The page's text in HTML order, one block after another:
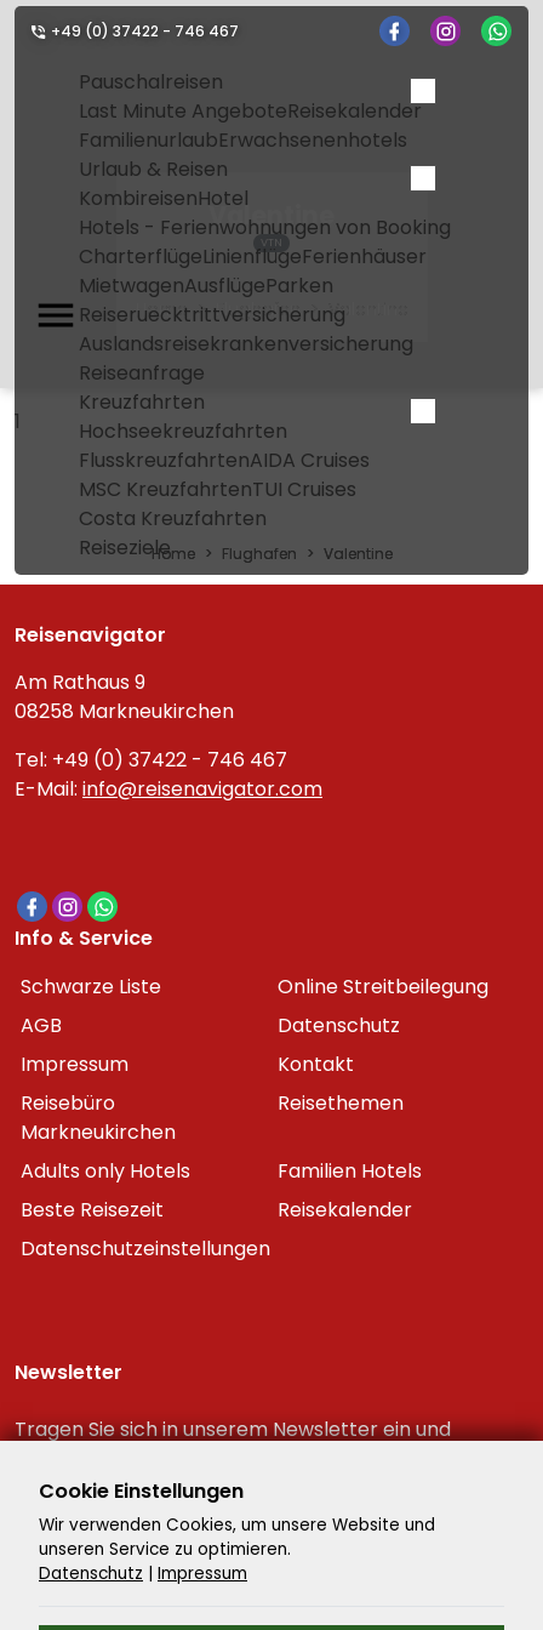
+49 (0) 37422 - 746 467
Pauschalreisen
Last Minute AngeboteReisekalender
FamilienurlaubErwachsenenhotels
Urlaub & Reisen
KombireisenHotel
Hotels - Ferienwohnungen von Booking
CharterflügeLinienflügeFerienhäuser
MietwagenAusflügeParken
Reiseruecktrittversicherung
Auslandsreisekrankenversicherung
Reiseanfrage
Kreuzfahrten
Hochseekreuzfahrten
FlusskreuzfahrtenAIDA Cruises
MSC KreuzfahrtenTUI Cruises
Costa Kreuzfahrten
Reiseziele
Valentine
VTN
Home Flughafen Valentine
1
Home Flughafen Valentine
Reisenavigator
Am Rathaus 9
08258 Markneukirchen
Tel: +49 (0) 37422 - 746 467
E-Mail: info@reisenavigator.com
Info & Service
Schwarze Liste
Online Streitbeilegung
AGB
Datenschutz
Impressum
Kontakt
Reisebüro
Markneukirchen
Reisethemen
Adults only Hotels
Familien Hotels
Beste Reisezeit
Reisekalender
Datenschutzeinstellungen
Newsletter
Tragen Sie sich in unserem Newsletter ein und
Reiseschnäppchen!
Cookie Einstellungen
Wir verwenden Cookies, um unsere Website und
unseren Service zu optimieren.
Datenschutz | Impressum